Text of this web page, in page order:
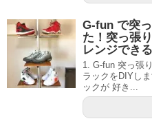
G-fun で突
た！突っ張
レンジでき
1. G-fun 突っ張
ラックをDIYし
ックが 好き...